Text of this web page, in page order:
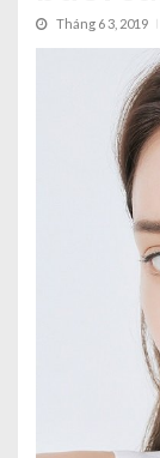
Tháng 6 3, 2019